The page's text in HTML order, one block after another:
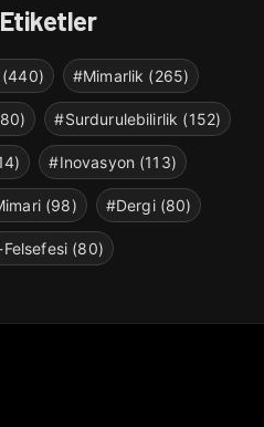
(440) #Mimarlik (265)
#Surdurulebilirlik (152)
#Inovasyon (113)
(98) #Dergi (80)
(80)